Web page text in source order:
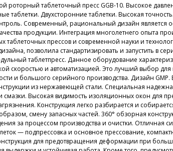
роторный таблеточный пресс GGB-10. Высокое
таблетки. Двухсторонние таблетки. Высокая
Современный, рациональный дизайн является
продукции. Интеграция многолетнего опыта
таблеточных прессов и современной науки и
позволила стандартизировать и запустить в
таблетпресс. Данное оборудование
скоростью и автоматизацией. Это лучший выбор для
и большого серийного производства. Дизайн GMP.
из нержавеющей стали. Специальная
смазки. Высокая видимость изоляционных окон для
Конструкция легко разбирается и
смену запасных частей. 360° обзорная
за процессом производства и очистки. Отличная
— подпрессовка и основное прессование,
для предотвращения деформации при